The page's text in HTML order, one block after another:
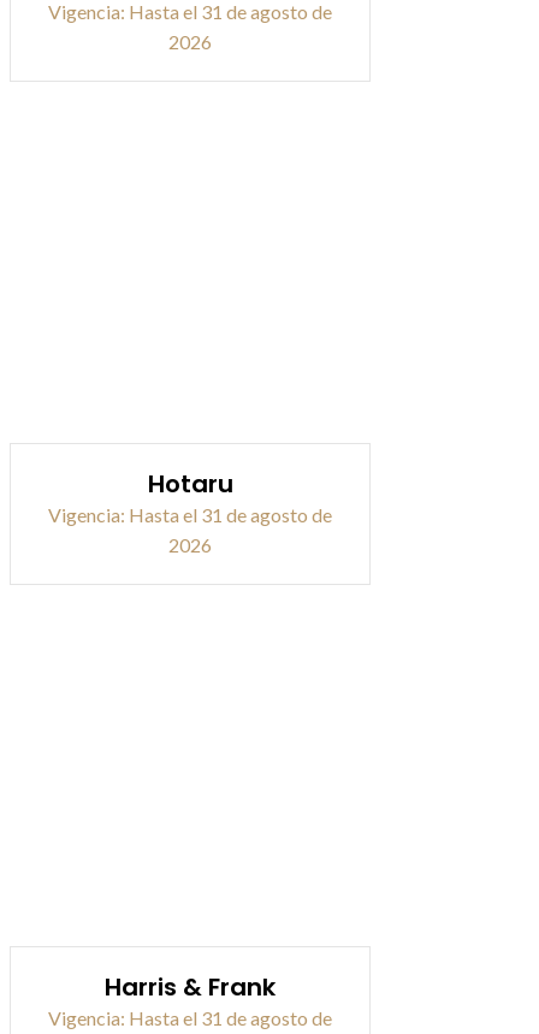
Vigencia: Hasta el 31 de agosto de
2026
Hotaru
Vigencia: Hasta el 31 de agosto de
2026
Harris & Frank
Vigencia: Hasta el 31 de agosto de